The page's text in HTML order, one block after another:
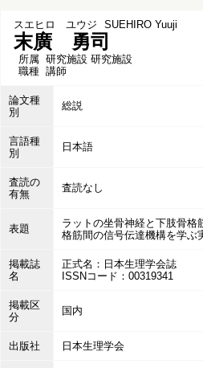
スエヒロ ユウジ SUEHIRO Yuuji
末廣 勇司
所属 研究施設 研究施設
職種 講師
論文種
別
総説
言語種
別
日本語
査読の
有無
査読なし
表題
ラットの坐骨神経と下肢骨
格筋間の信号伝達機構を学ぶ
掲載誌
名
正式名：日本生理学会誌
ISSNコード：00319341
掲載区
分
国内
出版社 日本生理学会